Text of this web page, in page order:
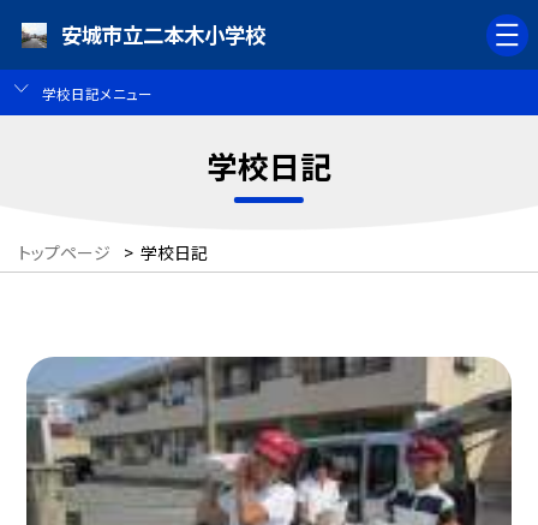
安城市立二本木小学校
学校日記メニュー
学校日記
トップページ > 学校日記